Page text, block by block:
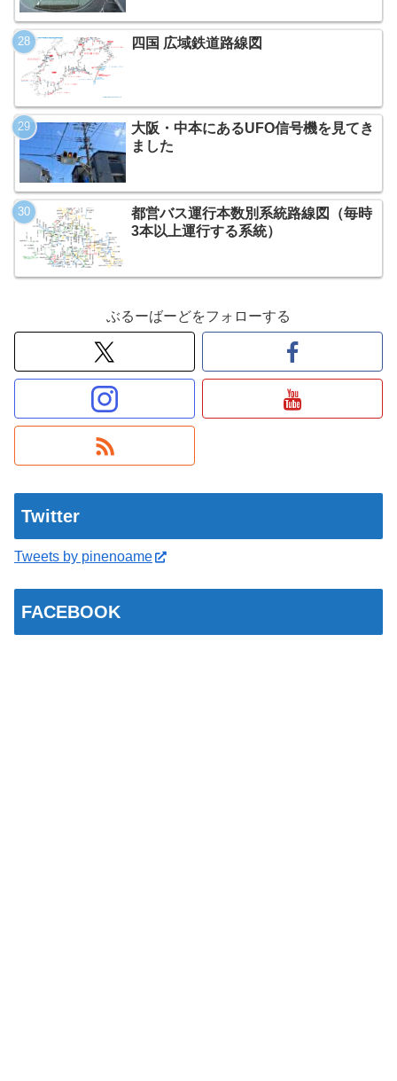
四国 広域鉄道路線図
大阪・中本にあるUFO信号機を見てき
ました
都営バス運行本数別系統路線図（毎時
3本以上運行する系統）
ぶるーばーどをフォローする
Twitter
Tweets by pinenoame
FACEBOOK